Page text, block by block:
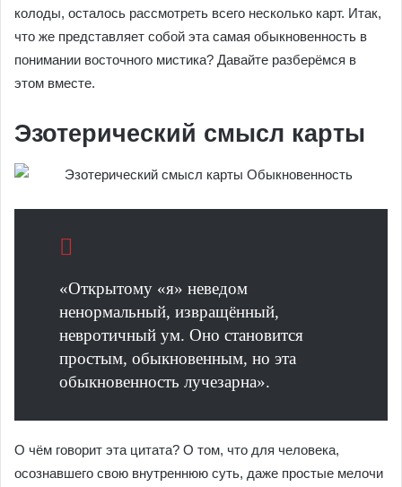
колоды, осталось рассмотреть всего несколько карт. Итак,
что же представляет собой эта самая обыкновенность в
понимании восточного мистика? Давайте разберёмся в
этом вместе.
Эзотерический смысл карты
«Открытому «я» неведом
ненормальный, извращённый,
невротичный ум. Оно становится
простым, обыкновенным, но эта
обыкновенность лучезарна».
О чём говорит эта цитата? О том, что для человека,
осознавшего свою внутреннюю суть, даже простые мелочи